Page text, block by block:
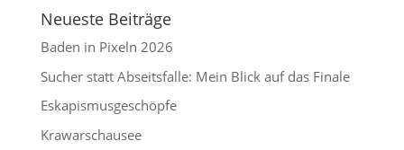
Neueste Beiträge
Baden in Pixeln 2026
Sucher statt Abseitsfalle: Mein Blick auf das Finale
Eskapismusgeschöpfe
Krawarschausee